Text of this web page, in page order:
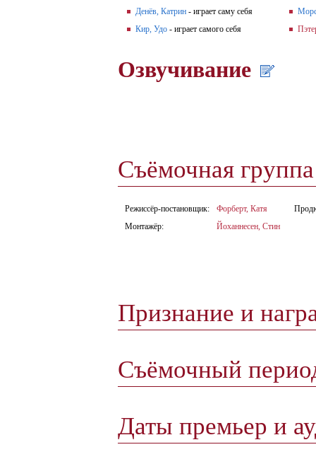
Денёв, Катрин - играет саму себя
Кир, Удо - играет самого себя
Озвучивание
Съёмочная
Режиссёр-постановщик:
Форберт, Катя
Монтажёр:
Йоханнесен, Стин
Признание и
Съёмочный
Даты премьер и